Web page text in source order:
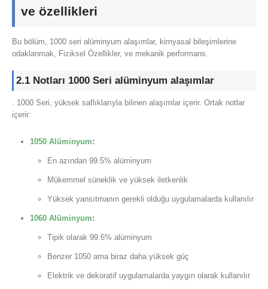
ve özellikleri
Bu bölüm, 1000 seri alüminyum alaşımlar, kimyasal bileşimlerine
odaklanmak, Fiziksel Özellikler, ve mekanik performans.
2.1 Notları 1000 Seri alüminyum alaşımlar
. 1000 Seri, yüksek saflıklarıyla bilinen alaşımlar içerir. Ortak notlar
içerir:
1050 Alüminyum:
En azından 99.5% alüminyum
Mükemmel süneklik ve yüksek iletkenlik
Yüksek yansıtmanın gerekli olduğu uygulamalarda kullanılır
1060 Alüminyum:
Tipik olarak 99.6% alüminyum
Benzer 1050 ama biraz daha yüksek güç
Elektrik ve dekoratif uygulamalarda yaygın olarak kullanılır